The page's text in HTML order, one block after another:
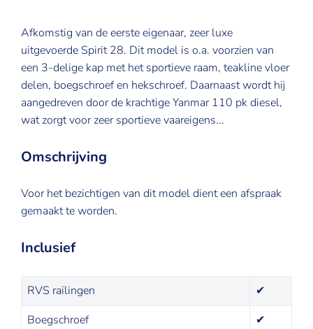
Afkomstig van de eerste eigenaar, zeer luxe
uitgevoerde Spirit 28. Dit model is o.a. voorzien van
een 3-delige kap met het sportieve raam, teakline vloer
delen, boegschroef en hekschroef. Daarnaast wordt hij
aangedreven door de krachtige Yanmar 110 pk diesel,
wat zorgt voor zeer sportieve vaareigens...
Omschrijving
Voor het bezichtigen van dit model dient een afspraak
gemaakt te worden.
Inclusief
RVS railingen
✔
Boegschroef
✔